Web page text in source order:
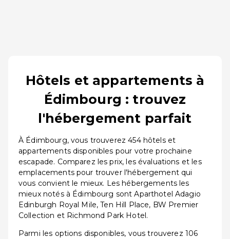
Hôtels et appartements à
Édimbourg : trouvez
l'hébergement parfait
À Édimbourg, vous trouverez 454 hôtels et
appartements disponibles pour votre prochaine
escapade. Comparez les prix, les évaluations et les
emplacements pour trouver l'hébergement qui
vous convient le mieux. Les hébergements les
mieux notés à Édimbourg sont Aparthotel Adagio
Edinburgh Royal Mile, Ten Hill Place, BW Premier
Collection et Richmond Park Hotel.
Parmi les options disponibles, vous trouverez 106